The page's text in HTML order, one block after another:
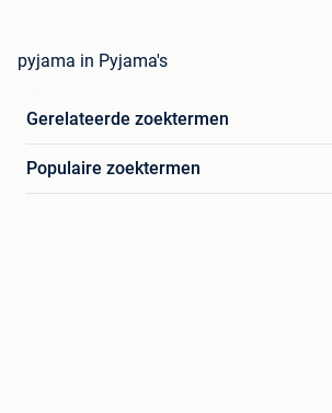
pyjama in Pyjama's
Gerelateerde zoektermen
Populaire zoektermen